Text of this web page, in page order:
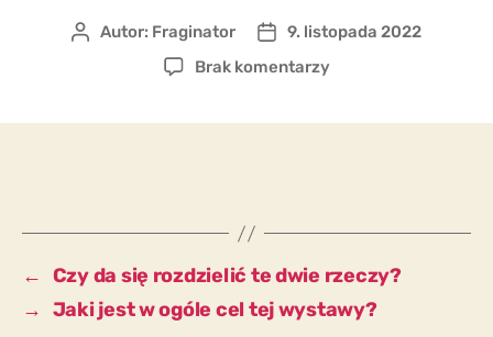
AutorAutor: Fraginator
Data
wpisu
9. listopada 2022
Brak komentarzydo
medycznie
narracje
pandemiczne?
← Czy da się rozdzielić te dwie rzeczy?
→ Jaki jest w ogóle cel tej wystawy?